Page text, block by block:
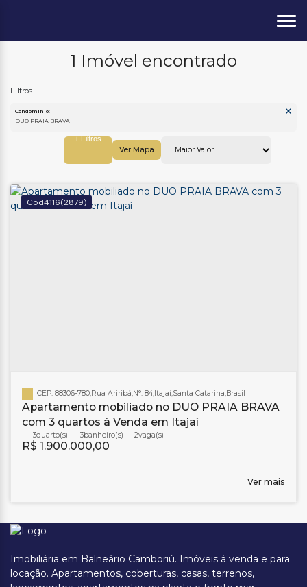
1 Imóvel encontrado
Condomínio:
Ver Mapa
4116(2879)
Apartamento mobiliado no DUO PRAIA BRAVA
com 3 quartos à Venda em Itajaí
R$ 1.900.000,00
CEP: 88306-780,Rua Ariribá,N°: 84, Itajaí,Santa Catarina,Brasil
3 3banheiro(s) 2
Ver mais
Imobiliária em Balneário Camboriú. Imóveis à venda e para
locação. Apartamentos, coberturas, casas, terrenos,